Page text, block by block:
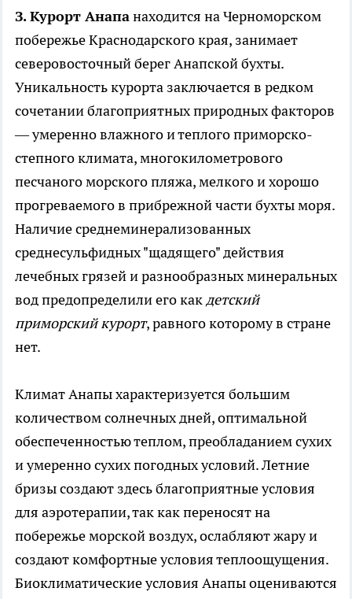
З. Курорт Анапанаходится на Черноморском
побережье Краснодарского края, занимает
северовосточный берег Анапской бухты.
Уникальность курорта заключается в редком
сочетании благоприятных природных факторов
— умеренно влажного и теплого приморско-
степного климата, многокилометрового
песчаного морского пляжа, мелкого и хорошо
прогреваемого в прибрежной части бухты моря.
Наличие среднеминерализованных
среднесульфидных "щадящего" действия
лечебных грязей и разнообразных минеральных
вод предопределили его какдетский
приморский курорт, равного которому в стране
нет.
Климат Анапы характеризуется большим
количеством солнечных дней, оптимальной
обеспеченностью теплом, преобладанием сухих
и умеренно сухих погодных условий. Летние
бризы создают здесь благоприятные условия
для аэротерапии, так как переносят на
побережье морской воздух, ослабляют жару и
создают комфортные условия теплоощущения.
Биоклиматические условия Анапы оцениваются